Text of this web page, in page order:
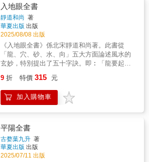
群魔護騫林、天花散法雨、法鼓震迷沈、諸天
賡善哉、金童撫搖琴、願傾八霞光、普照皈依
心、早法大法果、翼侍五雲深、急急如律令。
九、安土地神咒元始安鎮、普告萬靈、嶽瀆真
官、土地祇靈、左社右稷、不得妄驚、回向正
道、內外澄清、各安方位、備守壇堂（家
庭）、太上有命、搜捕邪精、護法神王、保衛
誦經、皈依大道、元亨利貞、急急如律令。
十、祝香神咒道由心學、心假香傳、香熱玉
告、逕達九天、所其所求、咸賜如言。★ 以上
十大神咒、各有功用、早晚誦之、鬼邪不侵、
敕符作法前誦之、靈驗更佳、亦可用來淨宮
「左手道指」、「右手縛鬼訣」。〈指訣介紹
容後介紹〉◎防身要訣：※ 學過法術、使用法
術的人都要有一項重要認知、亦即法術處理都
是透過無形空間調遣無形之氣或靈體、以催法
實務充分搭配，文圖並茂；若與2025年3月出版
的「理氣」一書搭配，則觀風水地理如探囊取
物，假以時日，您也可以成為一方風水形家。
入地眼全書
靜道和尚 著
華夏出版 出版
2025/08/08 出版
《入地眼全書》係北宋靜道和尚著。此書從
「龍、穴、砂、水、向」五大方面論述風水的
玄妙，特別提出了五十字訣。即︰「龍要起伏
氣脈窩藏穴暈為的；水要逆朝橫收平淨為佳；
向要淨陰淨陽依水所立。」此書理透法巧、言
簡意賅，係中國古代堪輿著作中里程碑似的經
9 折 特價 315 元
加入購物車
平陽全書
古婺葉九升 著
華夏出版 出版
2025/07/11 出版